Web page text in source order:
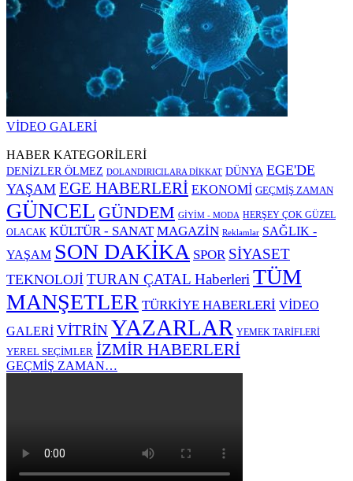
VİDEO GALERİ
HABER KATEGORİLERİ
DENİZLER ÖLMEZ DOLANDIRICILARA DİKKAT DÜNYA EGE'DE
YAŞAM EGE HABERLERİ EKONOMİ GEÇMİŞ ZAMAN
GÜNCEL GÜNDEM GİYİM - MODA HERŞEY ÇOK GÜZEL
OLACAK KÜLTÜR - SANAT MAGAZİN Reklamlar SAĞLIK -
YAŞAM SON DAKİKA SPOR SİYASET
TEKNOLOJİ TURAN ÇATAL Haberleri TÜM
MANŞETLER TÜRKİYE HABERLERİ VİDEO
GALERİ VİTRİNYAZARLAR YEMEK TARİFLERİ
YEREL SEÇİMLER İZMİR HABERLERİ
GEÇMİŞ ZAMAN…